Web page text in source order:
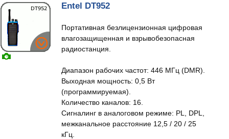
Entel DT952
Портативная безлицензионная цифровая
влагозащищенная и взрывобезопасная
радиостанция.
Диапазон рабочих частот: 446 МГц (DMR).
Выходная мощность: 0,5 Вт
(программируемая).
Количество каналов: 16.
Сигналинг в аналоговом режиме: PL, DPL,
межканальное расстояние 12,5 / 20 / 25
кГц.